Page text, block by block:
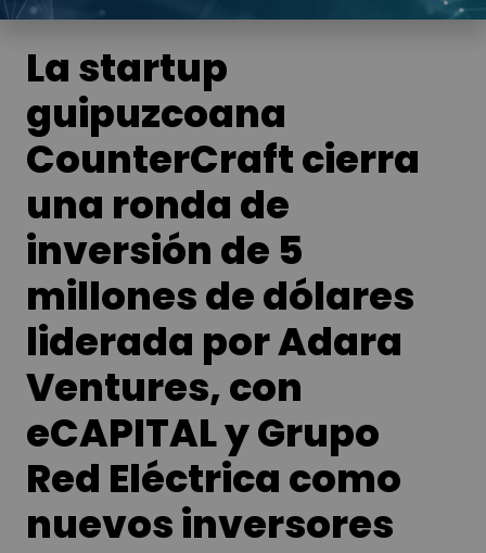
La startup
guipuzcoana
CounterCraft cierra
una ronda de
inversión de 5
millones de dólares
liderada por Adara
Ventures, con
eCAPITAL y Grupo
Red Eléctrica como
nuevos inversores